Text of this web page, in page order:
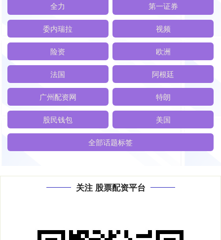
全力 第一证券
委内瑞拉 视频
险资 欧洲
法国 阿根廷
广州配资网 特朗
股民钱包 美国
全部话题标签
关注 股票配资平台